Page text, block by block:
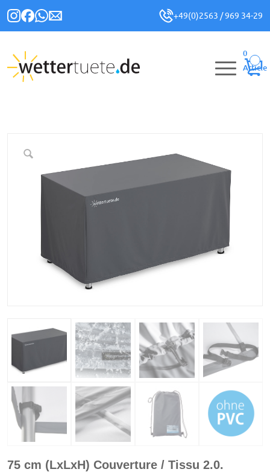
+49(0)2563 / 969 34-29
0
Article
75 cm (LxLxH) Couverture / Tissu 2.0.